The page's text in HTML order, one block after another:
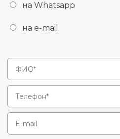
на Whatsapp
на e-mail